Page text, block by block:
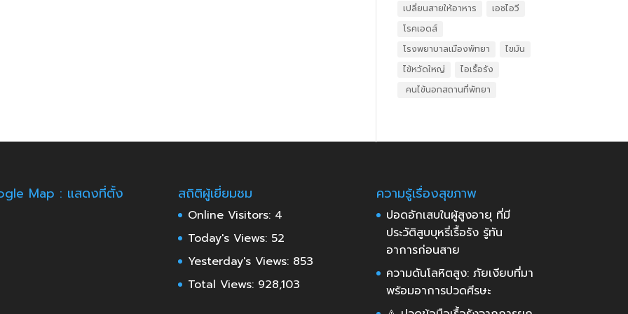
เปลี่ยนสายให้อาหาร
เอชไอวี
โรคเอดส์
โรงพยาบาลเมืองพัทยา
ไขมัน
ไข้หวัดใหญ่
ไอเรื้อรัง
​ คนไข้นอกสถานที่พัทยา
Map : แสดงที่ตั้ง สถิติผู้เยี่ยมชม
Online Visitors: 4
Today's Views: 52
Yesterday's Views: 853
Total Views: 928,103
ความรู้เรื่องสุขภาพ
ปอดอักเสบในผู้สูงอายุ ที่มี
ประวัติสูบบุหรี่เรื้อรัง รู้ทัน
อาการก่อนสาย
ความดันโลหิตสูง: ภัยเงียบที่มา
พร้อมอาการปวดศีรษะ